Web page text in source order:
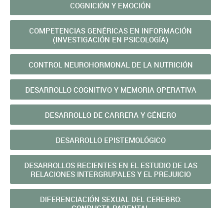
COGNICIÓN Y EMOCIÓN
COMPETENCIAS GENÉRICAS EN INFORMACIÓN
(INVESTIGACIÓN EN PSICOLOGÍA)
CONTROL NEUROHORMONAL DE LA NUTRICIÓN
DESARROLLO COGNITIVO Y MEMORIA OPERATIVA
DESARROLLO DE CARRERA Y GÉNERO
DESARROLLO EPISTEMOLÓGICO
DESARROLLOS RECIENTES EN EL ESTUDIO DE LAS
RELACIONES INTERGRUPALES Y EL PREJUICIO
DIFERENCIACIÓN SEXUAL DEL CEREBRO: